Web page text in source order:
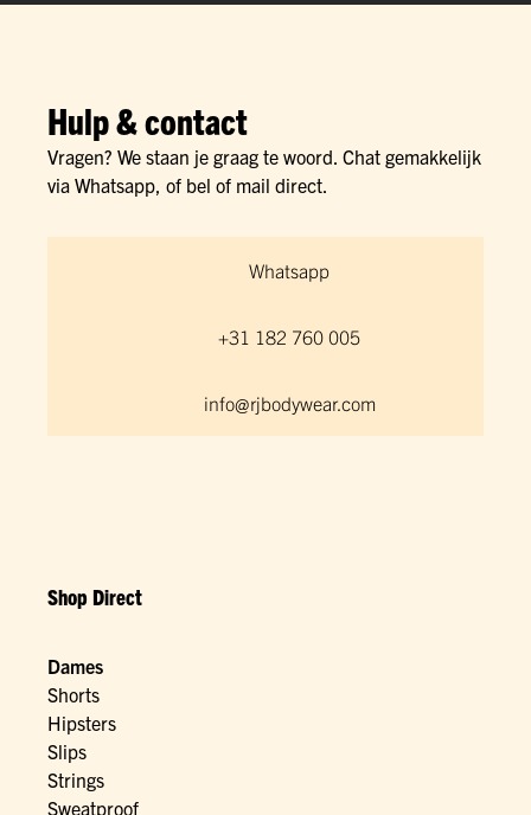
Hulp & contact
Vragen? We staan je graag te woord. Chat gemakkelijk
via Whatsapp, of bel of mail direct.
Whatsapp
+31 182 760 005
info@rjbodywear.com
Shop Direct
Dames
Shorts
Hipsters
Slips
Strings
Sweatproof